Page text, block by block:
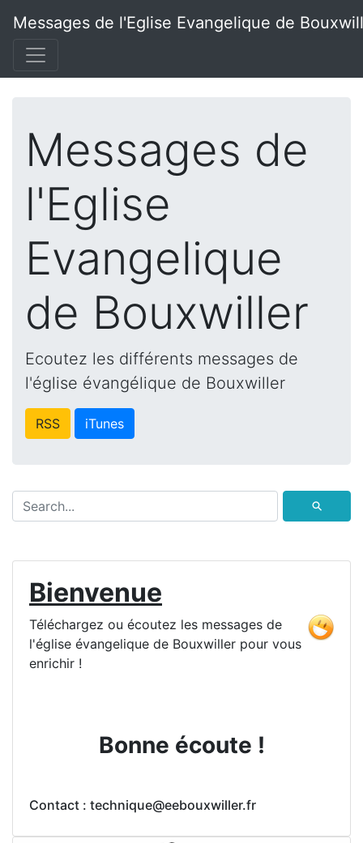
Messages de l'Eglise Evangelique de
Messages de
l'Eglise
Evangelique
de Bouxwiller
Ecoutez les différents messages de
l'église évangélique de Bouxwiller
RSS iTunes
⚲
Bienvenue
Téléchargez ou écoutez les messages de
l'église évangelique de Bouxwiller pour vous
enrichir !
Bonne écoute !
Contact : technique@eebouxwiller.fr